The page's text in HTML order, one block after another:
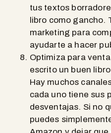
tus textos
libro como gancho.
marketing para
ayudarte a hacer
Optimiza para
escrito un buen
Hay muchos
cada uno tiene sus
desventajas. Si no
puedes